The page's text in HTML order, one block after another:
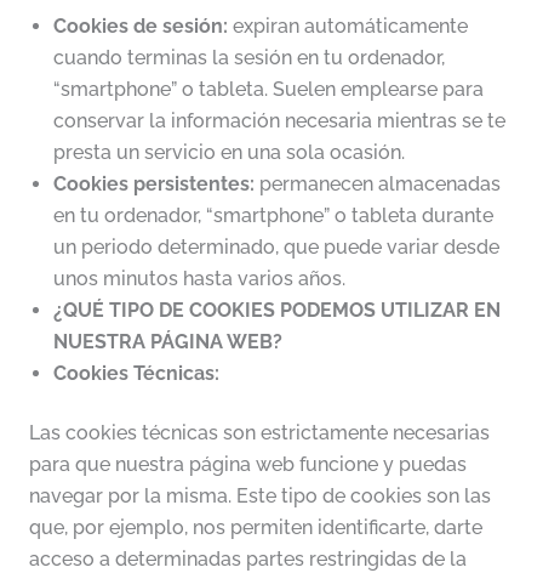
Cookies de sesión: expiran automáticamente
cuando terminas la sesión en tu ordenador,
“smartphone” o tableta. Suelen emplearse para
conservar la información necesaria mientras se te
presta un servicio en una sola ocasión.
Cookies persistentes: permanecen almacenadas
en tu ordenador, “smartphone” o tableta durante
un periodo determinado, que puede variar desde
unos minutos hasta varios años.
¿QUÉ TIPO DE COOKIES PODEMOS UTILIZAR EN
NUESTRA PÁGINA WEB?
Cookies Técnicas:
Las cookies técnicas son estrictamente necesarias
para que nuestra página web funcione y puedas
navegar por la misma. Este tipo de cookies son las
que, por ejemplo, nos permiten identificarte, darte
acceso a determinadas partes restringidas de la